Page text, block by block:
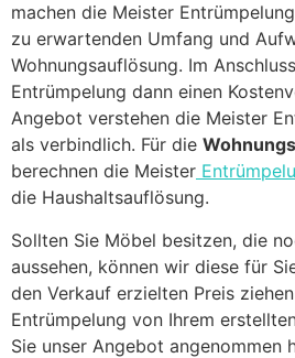
machen die Meister
zu erwartenden Umfang und
Wohnungsauflösung. Im
Entrümpelung dann einen
Angebot verstehen die Meister
als verbindlich. Für die
berechnen die Meister
die Haushaltsauflösung.
Sollten Sie Möbel besitzen, die
aussehen, können wir diese für
den Verkauf erzielten Preis
Entrümpelung von Ihrem
Sie unser Angebot angenommen